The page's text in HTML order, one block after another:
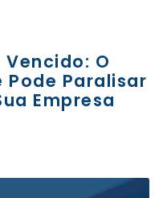
O
Pode Paralisar
Empresa